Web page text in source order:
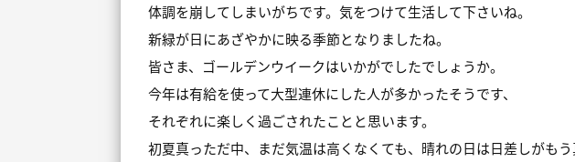
体調を崩してしまいがちです。気をつけて生活して下さいね。
新緑が日にあざやかに映る季節となりましたね。
皆さま、ゴールデンウイークはいかがでしたでしょうか。
今年は有給を使って大型連休にした人が多かったそうです、
それぞれに楽しく過ごされたことと思います。
初夏真っただ中、まだ気温は高くなくても、晴れの日は日差しがもう